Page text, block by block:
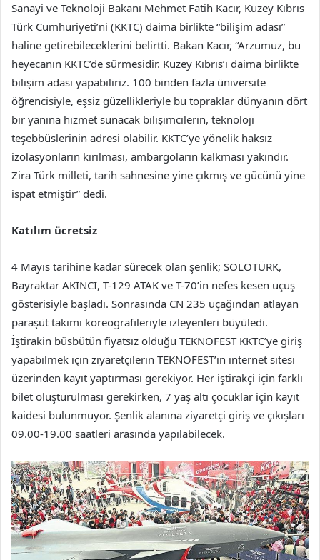
Sanayi ve Teknoloji Bakanı Mehmet Fatih Kacır, Kuzey Kıbrıs
Türk Cumhuriyeti’ni (KKTC) daima birlikte “bilişim adası”
haline getirebileceklerini belirtti. Bakan Kacır, “Arzumuz, bu
heyecanın KKTC’de sürmesidir. Kuzey Kıbrıs’ı daima birlikte
bilişim adası yapabiliriz. 100 binden fazla üniversite
öğrencisiyle, eşsiz güzellikleriyle bu topraklar dünyanın dört
bir yanına hizmet sunacak bilişimcilerin, teknoloji
teşebbüslerinin adresi olabilir. KKTC’ye yönelik haksız
izolasyonların kırılması, ambargoların kalkması yakındır.
Zira Türk milleti, tarih sahnesine yine çıkmış ve gücünü yine
ispat etmiştir” dedi.
Katılım ücretsiz
4 Mayıs tarihine kadar sürecek olan şenlik; SOLOTÜRK,
Bayraktar AKINCI, T-129 ATAK ve T-70’in nefes kesen uçuş
gösterisiyle başladı. Sonrasında CN 235 uçağından atlayan
paraşüt takımı koreografileriyle izleyenleri büyüledi.
İştirakin büsbütün fiyatsız olduğu TEKNOFEST KKTC’ye giriş
yapabilmek için ziyaretçilerin TEKNOFEST’in internet sitesi
üzerinden kayıt yaptırması gerekiyor. Her iştirakçi için farklı
bilet oluşturulması gerekirken, 7 yaş altı çocuklar için kayıt
kaidesi bulunmuyor. Şenlik alanına ziyaretçi giriş ve çıkışları
09.00-19.00 saatleri arasında yapılabilecek.